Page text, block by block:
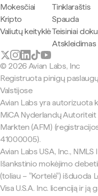
Mokesčiai
Kripto
Valiutų keityklė
Tinklaraštis
Spauda
Teisiniai
Atskleidimas
© 2026 Avian Labs, Inc
Registruota pinigų
Valstijose
Avian Labs yra autorizuota
MiCA Nyderlandų Autoriteit
Markten (AFM)
41000005).
Avian Labs USA, Inc.,
Išankstinio mokėjimo
(toliau – "Kortelė") išduoda
Visa U.S.A. Inc. licenciją ir ją